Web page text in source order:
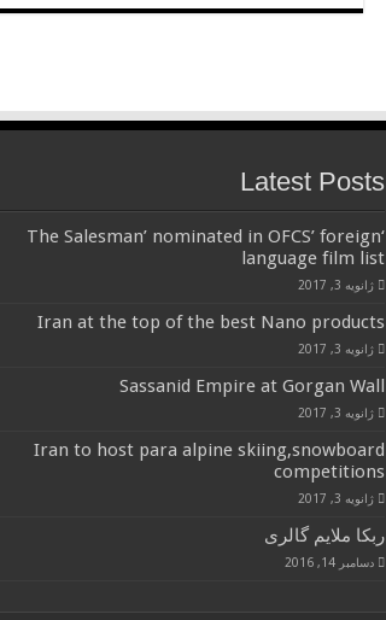
Latest Posts
‘The Salesman’ nominated in OFCS’ foreign
language film list
ژانویه 3, 2017
Iran at the top of the best Nano products
ژانویه 3, 2017
Sassanid Empire at Gorgan Wall
ژانویه 3, 2017
Iran to host para alpine skiing,snowboard
competitions
ژانویه 3, 2017
ربکا ملایم گالری
دسامبر 14, 2016